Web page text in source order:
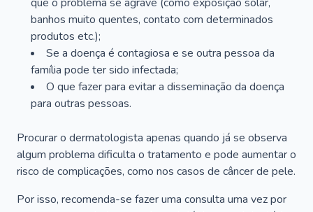
banhos muito quentes, contato com determinados
produtos etc.);
Se a doença é contagiosa e se outra pessoa da
família pode ter sido infectada;
O que fazer para evitar a disseminação da doença
para outras pessoas.
Procurar o dermatologista apenas quando já se observa
algum problema dificulta o tratamento e pode aumentar o
risco de complicações, como nos casos de câncer de pele.
Por isso, recomenda-se fazer uma consulta uma vez por